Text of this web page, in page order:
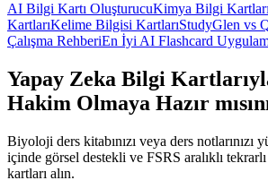
AI Bilgi Kartı OluşturucuKimya Bilgi Kartları
KartlarıKelime Bilgisi KartlarıStudyGlen vs
Çalışma RehberiEn İyi AI Flashcard
Yapay Zeka Bilgi
Hakim Olmaya Hazır
Biyoloji ders kitabınızı veya ders notlarınızı
içinde görsel destekli ve FSRS aralıklı
kartları alın.